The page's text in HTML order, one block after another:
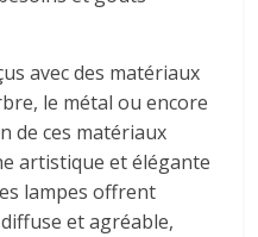
avec des matériaux
le métal ou encore
de ces matériaux
artistique et élégante
lampes offrent
et agréable,